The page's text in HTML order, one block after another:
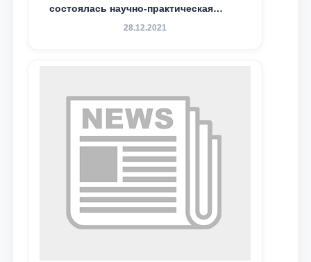
состоялась научно-практическая
конференция магистрантов
28.12.2021